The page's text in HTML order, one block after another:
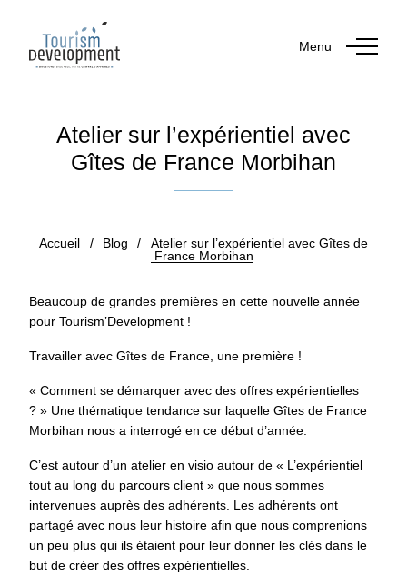
Menu
Atelier sur l’expérientiel avec
Gîtes de France Morbihan
Accueil / Blog /
Atelier sur l’expérientiel avec Gîtes de
France Morbihan
Beaucoup de grandes premières en cette nouvelle année
pour Tourism’Development !
Travailler avec Gîtes de France, une première !
« Comment se démarquer avec des offres expérientielles
? » Une thématique tendance sur laquelle Gîtes de France
Morbihan nous a interrogé en ce début d’année.
C’est autour d’un atelier en visio autour de « L’expérientiel
tout au long du parcours client » que nous sommes
intervenues auprès des adhérents. Les adhérents ont
partagé avec nous leur histoire afin que nous comprenions
un peu plus qui ils étaient pour leur donner les clés dans le
but de créer des offres expérientielles.